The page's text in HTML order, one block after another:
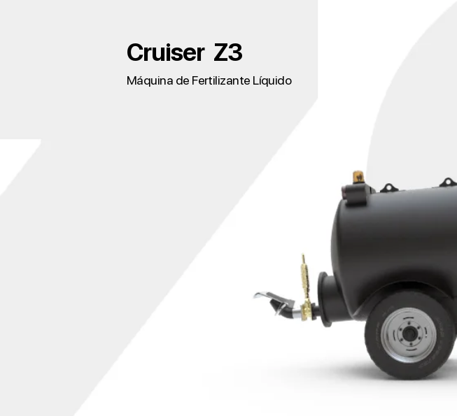
Cruiser Z3
Máquina de Fertilizante Líquido